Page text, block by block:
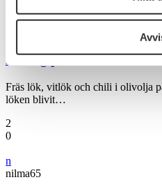
för sociala medier och
vidarebefordrar även sådana
information från din enhet till
annons- och analysföretag
Dessa kan i sin tur
information som du har
krämig pastasås med
Fräs lök, vitlök och chili i olivolja
löken blivit…
2
0
n
nilma65